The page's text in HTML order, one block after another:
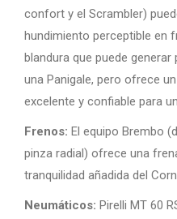
confort y el Scrambler)
hundimiento perceptible en
blandura que puede
una Panigale, pero ofrece
excelente y confiable para
Frenos: El equipo Brembo
pinza radial) ofrece una
tranquilidad añadida del
Neumáticos: Pirelli MT 60